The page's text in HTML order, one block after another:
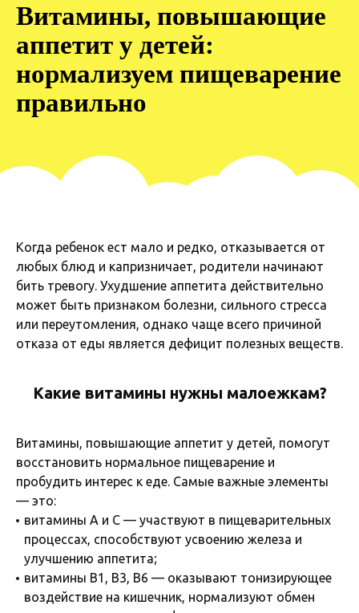
Витамины, повышающие
аппетит у детей:
нормализуем пищеварение
правильно
Когда ребенок ест мало и редко, отказывается от
любых блюд и капризничает, родители начинают
бить тревогу. Ухудшение аппетита действительно
может быть признаком болезни, сильного стресса
или переутомления, однако чаще всего причиной
отказа от еды является дефицит полезных веществ.
Какие витамины нужны малоежкам?
Витамины, повышающие аппетит у детей, помогут
восстановить нормальное пищеварение и
пробудить интерес к еде. Самые важные элементы
— это:
витамины А и С — участвуют в пищеварительных
процессах, способствуют усвоению железа и
улучшению аппетита;
витамины В1, В3, В6 — оказывают тонизирующее
воздействие на кишечник, нормализуют обмен